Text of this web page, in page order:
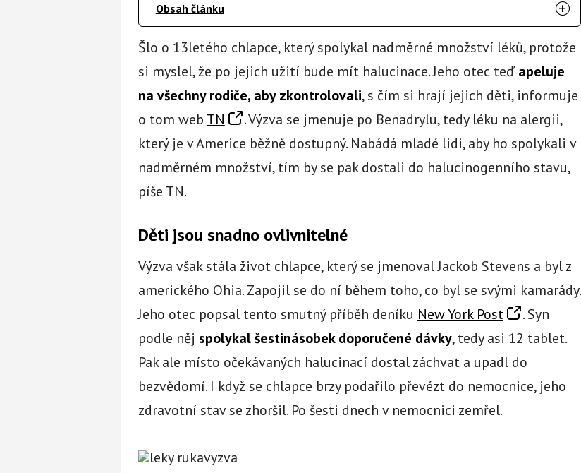
Obsah článku
Šlo o 13letého chlapce, který spolykal nadměrné množství léků, protože
si myslel, že po jejich užití bude mít halucinace. Jeho otec teďapeluje
na všechny rodiče, aby zkontrolovali, s čím si hrají jejich děti, informuje
o tom web TN
. Výzva se jmenuje po Benadrylu, tedy léku na alergii,
který je v Americe běžně dostupný. Nabádá mladé lidi, aby ho spolykali v
nadměrném množství, tím by se pak dostali do halucinogenního stavu,
píše TN.
Děti jsou snadno ovlivnitelné
Výzva však stála život chlapce, který se jmenoval Jackob Stevens a byl z
amerického Ohia. Zapojil se do ní během toho, co byl se svými kamarády.
Jeho otec popsal tento smutný příběh deníku New York Post
. Syn
podle něj spolykal šestinásobek doporučené dávky, tedy asi 12 tablet.
Pak ale místo očekávaných halucinací dostal záchvat a upadl do
bezvědomí. I když se chlapce brzy podařilo převézt do nemocnice, jeho
zdravotní stav se zhoršil. Po šesti dnech v nemocnici zemřel.